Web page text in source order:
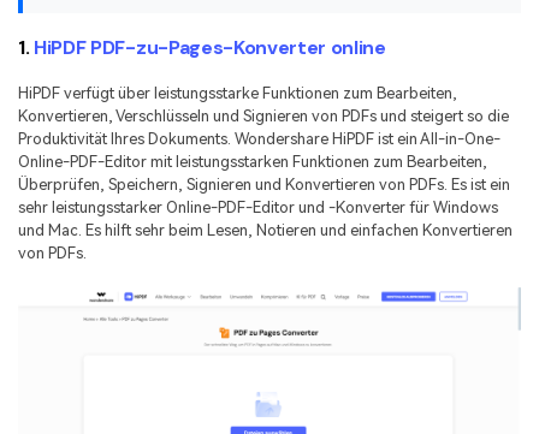
1. HiPDF PDF-zu-Pages-Konverter online
HiPDF verfügt über leistungsstarke Funktionen zum Bearbeiten,
Konvertieren, Verschlüsseln und Signieren von PDFs und steigert so die
Produktivität Ihres Dokuments. Wondershare HiPDF ist ein All-in-One-
Online-PDF-Editor mit leistungsstarken Funktionen zum Bearbeiten,
Überprüfen, Speichern, Signieren und Konvertieren von PDFs. Es ist ein
sehr leistungsstarker Online-PDF-Editor und -Konverter für Windows
und Mac. Es hilft sehr beim Lesen, Notieren und einfachen Konvertieren
von PDFs.